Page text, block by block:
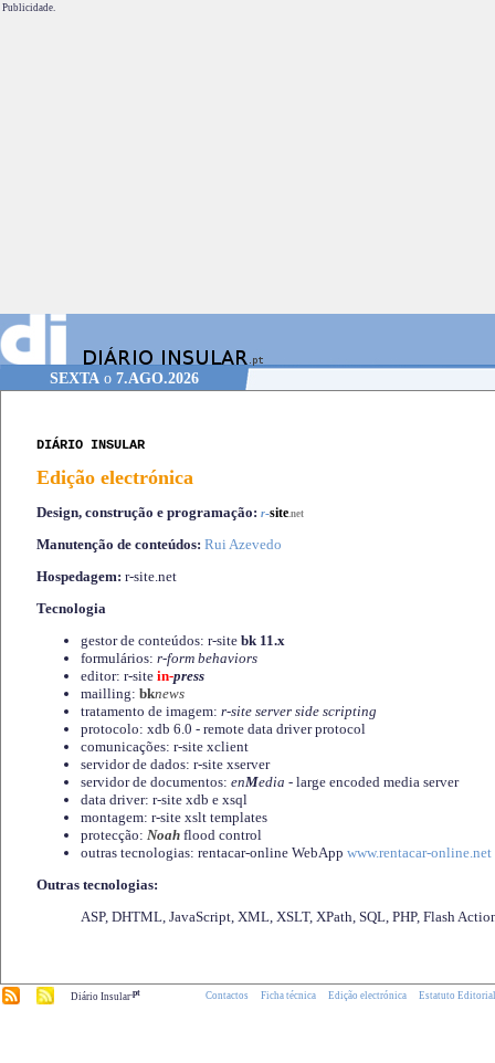
Publicidade.
SEXTA o 7.AGO.2026
DIÁRIO INSULAR
Edição electrónica
Design, construção e programação: r-site.net
Manutenção de conteúdos: Rui Azevedo
Hospedagem: r-site.net
Tecnologia
gestor de conteúdos: r-site bk 11.x
formulários: r-form behaviors
editor: r-site in-press
mailling: bknews
tratamento de imagem: r-site server side scripting
protocolo: xdb 6.0 - remote data driver protocol
comunicações: r-site xclient
servidor de dados: r-site xserver
servidor de documentos: enMedia - large encoded media server
data driver: r-site xdb e xsql
montagem: r-site xslt templates
protecção: Noah flood control
outras tecnologias: rentacar-online WebApp www.rentacar-online.net
Outras tecnologias:
ASP, DHTML, JavaScript, XML, XSLT, XPath, SQL, PHP, Flash
Diário Insular.pt Contactos Ficha técnica Edição electrónica Estatuto Editorial